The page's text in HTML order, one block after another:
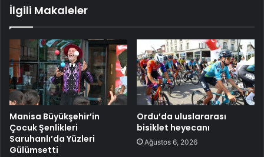
İlgili Makaleler
Manisa Büyükşehir’in
Çocuk Şenlikleri
Saruhanlı’da Yüzleri
Gülümsetti
Ordu’da uluslararası
bisiklet heyecanı
Ağustos 6, 2026